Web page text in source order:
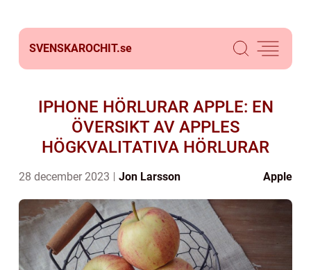
SVENSKAROCHIT.se
IPHONE HÖRLURAR APPLE: EN
ÖVERSIKT AV APPLES
HÖGKVALITATIVA HÖRLURAR
28 december 2023 Jon Larsson Apple